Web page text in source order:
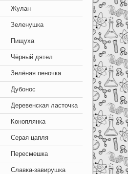
Жулан
Зеленушка
Пищуха
Чёрный дятел
Зелёная пеночка
Дубонос
Деревенская ласточка
Коноплянка
Серая цапля
Пересмешка
Славка-завирушка